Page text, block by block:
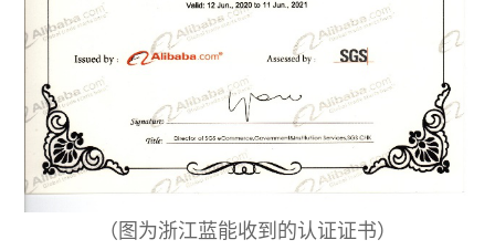
（图为浙江蓝能收到的认证证书）